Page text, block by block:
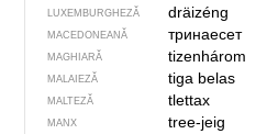
LUXEMBURGHEZĂ dräizéng
MACEDONEANĂ тринаесет
MAGHIARĂ tizenhárom
MALAIEZĂ tiga belas
MALTEZĂ tlettax
MANX tree-jeig